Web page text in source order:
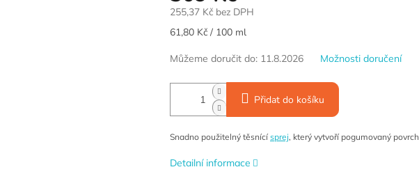
255,37 Kč bez DPH
Měrná
61,80 Kč / 100 ml
Můžeme doručit do: 11.8.2026 Možnosti doručení
Přidat do košíku
Snadno použitelný těsnící sprej, který vytvoří pogumovaný
Detailní informace